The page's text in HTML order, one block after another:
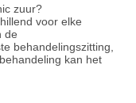
zuur?
voor elke
de
behandelingszitting,
kan het